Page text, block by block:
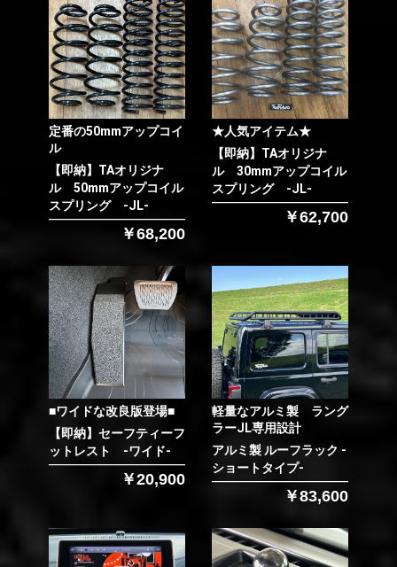
定番の50mmアップコイ
ル
【即納】TAオリジナ
ル 50mmアップコイル
スプリング -JL-
￥68,200
★人気アイテム★
【即納】TAオリジナ
ル 30mmアップコイル
スプリング -JL-
￥62,700
■ワイドな改良版登場■
【即納】セーフティーフ
ットレスト -ワイド-
￥20,900
軽量なアルミ製 ラング
ラーJL専用設計
アルミ製 ルーフラック -
ショートタイプ-
￥83,600